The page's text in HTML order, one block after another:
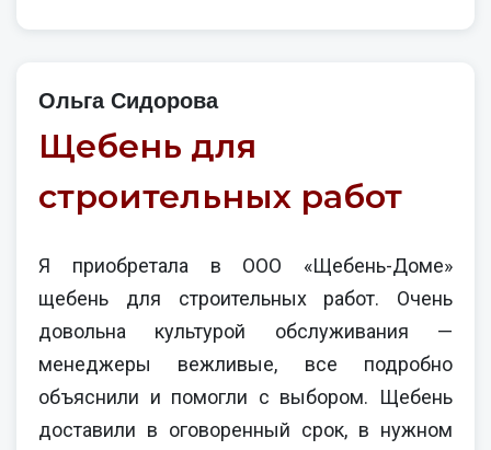
Ольга Сидорова
Щебень для
строительных работ
Я приобретала в ООО «Щебень-Доме»
щебень для строительных работ. Очень
довольна культурой обслуживания —
менеджеры вежливые, все подробно
объяснили и помогли с выбором. Щебень
доставили в оговоренный срок, в нужном